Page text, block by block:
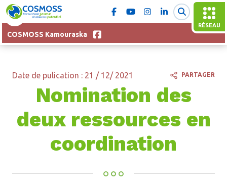
RÉSEAU
COSMOSS Kamouraska
Date de pulication : 21 / 12/ 2021
Nomination des
deux ressources en
coordination
PARTAGER